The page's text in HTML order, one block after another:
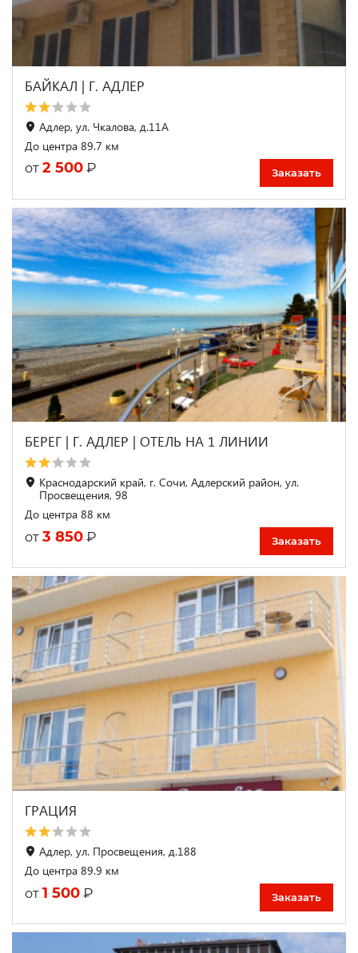
БАЙКАЛ | Г. АДЛЕР
Адлер, ул. Чкалова, д.11А
До центра 89.7 км
от 2 500 ₽ Заказать
БЕРЕГ | Г. АДЛЕР | ОТЕЛЬ НА 1 ЛИНИИ
Краснодарский край, г. Сочи, Адлерский район, ул.
Просвещения, 98
До центра 88 км
от 3 850 ₽ Заказать
ГРАЦИЯ
Адлер, ул. Просвещения, д.188
До центра 89.9 км
от 1 500 ₽ Заказать